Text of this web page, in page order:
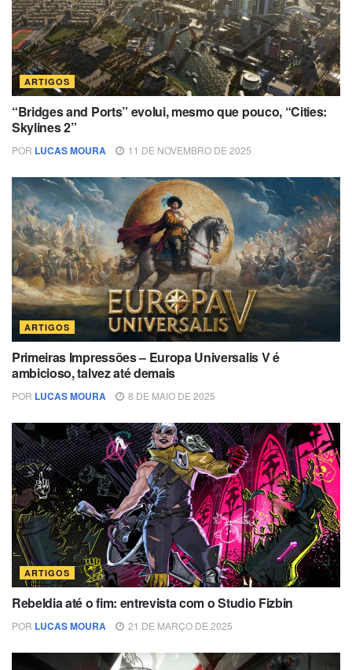
ARTIGOS
“Bridges and Ports” evolui, mesmo que pouco, “Cities:
Skylines 2”
POR LUCAS MOURA 11 DE NOVEMBRO DE 2025
ARTIGOS
Primeiras Impressões – Europa Universalis V é
ambicioso, talvez até demais
POR LUCAS MOURA 8 DE MAIO DE 2025
ARTIGOS
Rebeldia até o fim: entrevista com o Studio Fizbin
POR LUCAS MOURA 21 DE MARÇO DE 2025